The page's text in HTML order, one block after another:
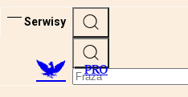
Serwisy
PRO